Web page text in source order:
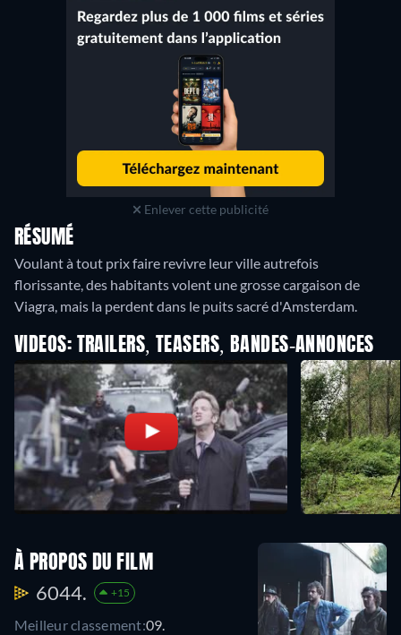
Enlever cette publicité
RÉSUMÉ
Voulant à tout prix faire revivre leur ville autrefois
florissante, des habitants volent une grosse cargaison de
Viagra, mais la perdent dans le puits sacré d'Amsterdam.
VIDEOS: TRAILERS, TEASERS, BANDES-ANNONCES
À PROPOS DU FILM
6044. +15
Meilleur classement:09.